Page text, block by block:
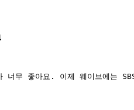
무 좋아요. 이제 웨이브에는